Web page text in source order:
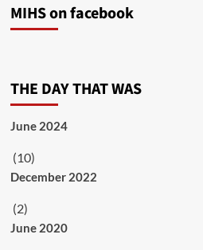
MIHS on facebook
THE DAY THAT WAS
June 2024
(10)
December 2022
(2)
June 2020